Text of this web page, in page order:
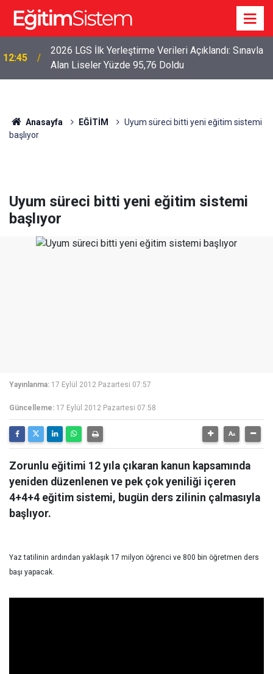
12:45
2026 LGS İlk Yerleştirme Verileri Açıklandı: Sınavla
Alan Liseler Yüzde 95,76 Doldu
Anasayfa EĞİTİM
Uyum süreci bitti yeni eğitim sistemi
başlıyor
Uyum süreci bitti yeni eğitim sistemi
başlıyor
Yayınlanma: 17 Eylül 2012 Pazartesi 07:57
Güncelleme: 17 Eylül 2012 Pazartesi 07:58
Zorunlu eğitimi 12 yıla çıkaran kanun kapsamında
yeniden düzenlenen ve pek çok yeniliği içeren
4+4+4 eğitim sistemi, bugün ders zilinin çalmasıyla
başlıyor.
Yaz tatilinin ardından yaklaşık 17 milyon öğrenci ve 800 bin öğretmen ders
başı yapacak.